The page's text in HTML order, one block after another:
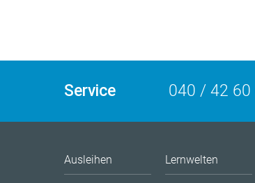
Service 040 / 42 60
Ausleihen Lernwelten